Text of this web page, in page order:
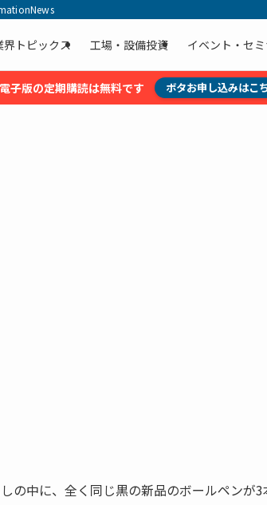
界トピックス 工場・設備投資 イベント・セ
子版の定期購読は無料です ボタお申し込みはこ
の中に、全く同じ黒の新品のボールペンが3